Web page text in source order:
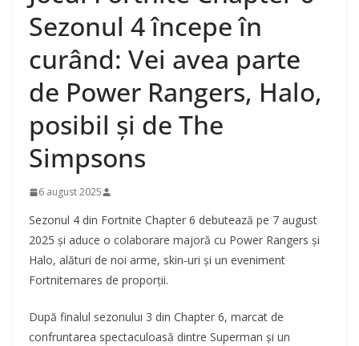
Sezonul 4 începe în
curând: Vei avea parte
de Power Rangers, Halo,
posibil și de The
Simpsons
6 august 2025
Sezonul 4 din Fortnite Chapter 6 debutează pe 7 august
2025 și aduce o colaborare majoră cu Power Rangers și
Halo, alături de noi arme, skin-uri și un eveniment
Fortnitemares de proporții.
După finalul sezonului 3 din Chapter 6, marcat de
confruntarea spectaculoasă dintre Superman și un